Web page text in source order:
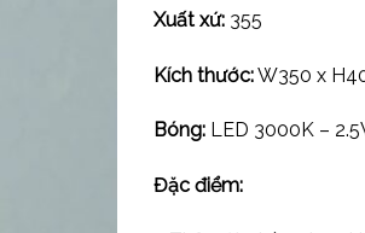
Xuất xứ: 355
Kích thước:W350 x
Bóng: LED 3000K –
Đặc điểm: